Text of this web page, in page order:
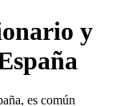
y
es común